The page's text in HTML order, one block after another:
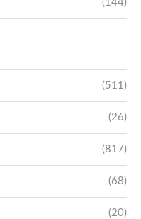
(144)
(511)
(26)
(817)
(68)
(20)